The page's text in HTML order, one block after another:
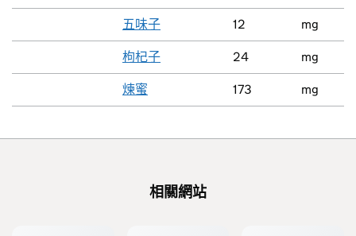
五味子 12 mg
枸杞子 24 mg
煉蜜 173 mg
相關網站